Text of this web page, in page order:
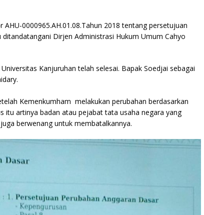
0000965.AH.01.08.Tahun 2018 tentang persetujuan
Dirjen Administrasi Hukum Umum Cahyo
Kanjuruhan telah selesai. Bapak Soedjai sebagai
Kemenkumham melakukan perubahan berdasarkan
itu artinya badan atau pejabat tata usaha negara yang
berwenang untuk membatalkannya.